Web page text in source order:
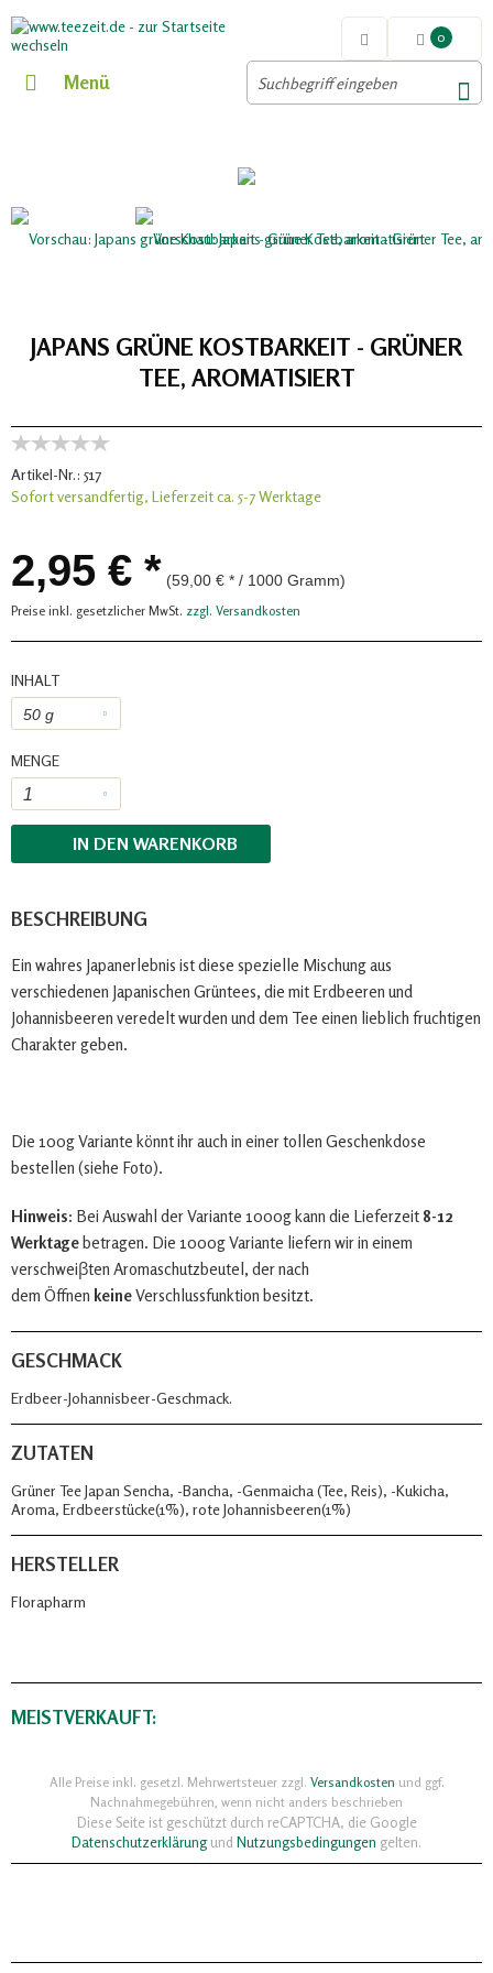
0
Menü
JAPANS GRÜNE KOSTBARKEIT - GRÜNER
TEE, AROMATISIERT
Artikel-Nr.: 517
Sofort versandfertig, Lieferzeit ca. 5-7 Werktage
2,95 € * (59,00 € * / 1000 Gramm)
Preise inkl. gesetzlicher MwSt. zzgl. Versandkosten
INHALT
MENGE
IN DEN WARENKORB
BESCHREIBUNG
Ein wahres Japanerlebnis ist diese spezielle Mischung aus
verschiedenen Japanischen Grüntees, die mit Erdbeeren und
Johannisbeeren veredelt wurden und dem Tee einen lieblich fruchtigen
Charakter geben.
Die 100g Variante könnt ihr auch in einer tollen Geschenkdose
bestellen (siehe Foto).
Hinweis: Bei Auswahl der Variante 1000g kann die Lieferzeit 8-12
Werktagebetragen. Die 1000g Variante liefern wir in einem
verschweiβten Aromaschutzbeutel, der nach
dem Öffnen keineVerschlussfunktion besitzt.
GESCHMACK
Erdbeer-Johannisbeer-Geschmack.
ZUTATEN
Grüner Tee Japan Sencha, -Bancha, -Genmaicha (Tee, Reis), -Kukicha,
Aroma, Erdbeerstücke(1%), rote Johannisbeeren(1%)
HERSTELLER
Florapharm
MEISTVERKAUFT:
Alle Preise inkl. gesetzl. Mehrwertsteuer zzgl. Versandkosten und ggf.
Nachnahmegebühren, wenn nicht anders beschrieben
Diese Seite ist geschützt durch reCAPTCHA, die Google
Datenschutzerklärungund Nutzungsbedingungen gelten.